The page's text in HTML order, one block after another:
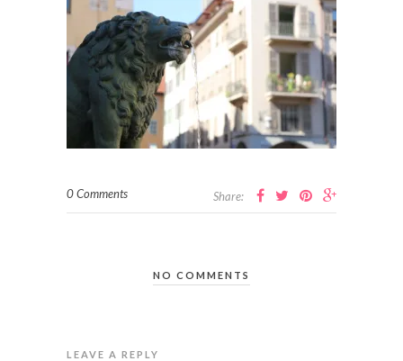
0 Comments Share:
NO COMMENTS
LEAVE A REPLY